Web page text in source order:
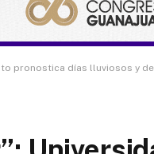
pronostica días lluviosos y